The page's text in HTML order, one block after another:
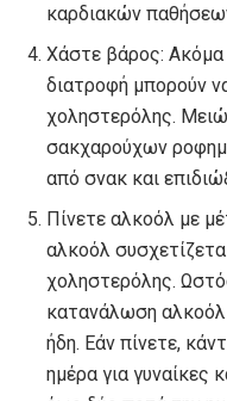
καρδιακών
Χάστε βάρος: Ακόμα
διατροφή μπορούν
χοληστερόλης.
σακχαρούχων
από σνακ και
Πίνετε αλκοόλ με
αλκοόλ
χοληστερόλης.
κατανάλωση
ήδη. Εάν πίνετε,
ημέρα για γυναίκες